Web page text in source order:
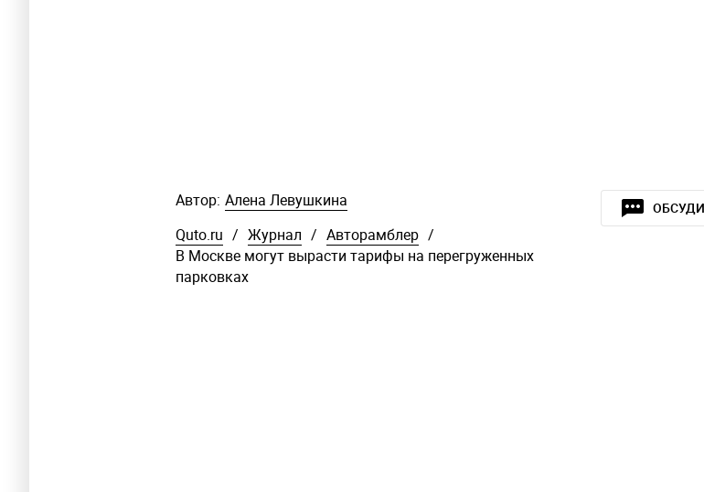
Автор: Алена Левушкина
Quto.ru / Журнал / Авторамблер /
В Москве могут вырасти тарифы на перегруженных
парковках